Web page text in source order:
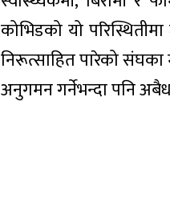
कोभिडको यो
निरूत्साहित पारेको
अनुगमन गर्नेभन्दा पनि